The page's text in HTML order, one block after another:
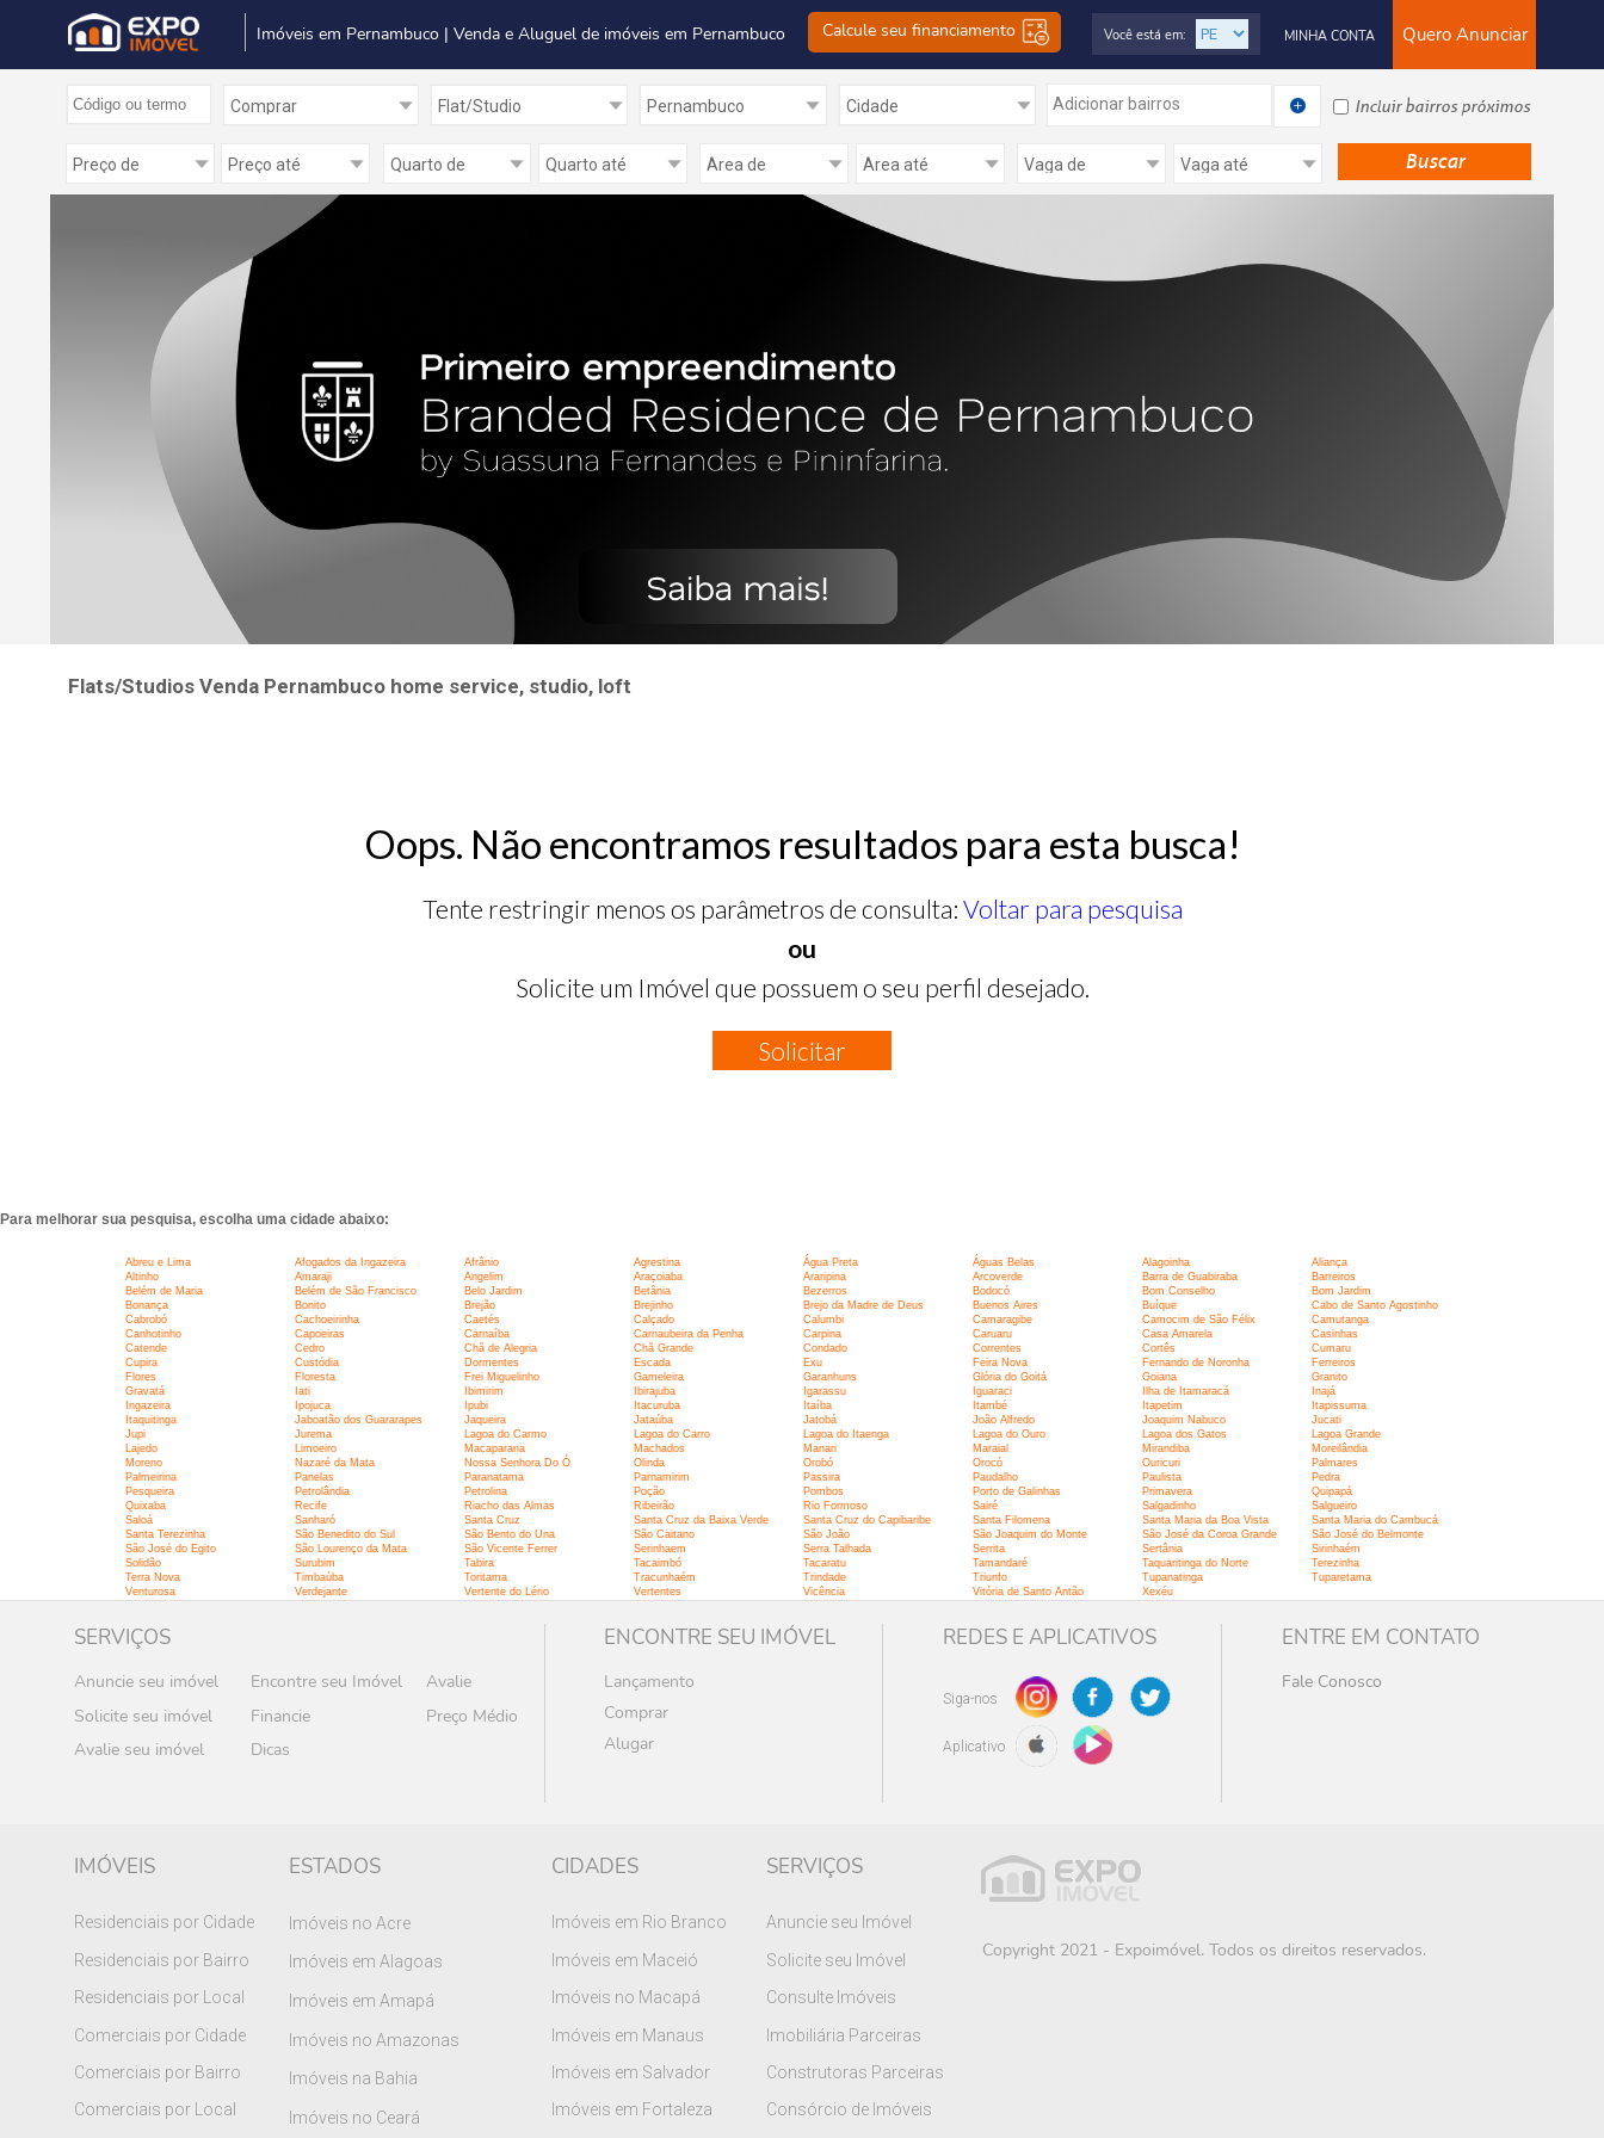
Imóveis em Pernambuco | Venda e Aluguel de imóveis em Pernambuco Calcule seu financiamento Quero Anunciar
MINHA CONTA
Você está em:
Adicionar bairros Incluir bairros próximos
Flats/Studios Venda Pernambuco home service, studio, loft
Oops. Não encontramos resultados para esta busca!
Tente restringir menos os parâmetros de consulta: Voltar para pesquisa
ou
Solicite um Imóvel que possuem o seu perfil desejado.
Solicitar
Para melhorar sua pesquisa, escolha uma cidade abaixo:
Abreu e Lima Afogados da Ingazeira Afrânio Agrestina Água Preta Águas Belas Alagoinha
Aliança
Altinho
Amaraji Angelim Araçoiaba Araripina Arcoverde Barra de Guabiraba
Barreiros
Belém de Maria
Belém de São Francisco Belo Jardim Betânia Bezerros Bodocó Bom Conselho
Bom Jardim
Bonança
Bonito Brejão Brejinho Brejo da Madre de Deus Buenos Aires Buíque
Cabo de Santo Agostinho
Cabrobó
Cachoeirinha Caetés Calçado Calumbi Camaragibe Camocim de São Félix
Camutanga
Canhotinho
Capoeiras Carnaíba Carnaubeira da Penha Carpina Caruaru Casa Amarela
Casinhas
Catende
Cedro Chã de Alegria Chã Grande Condado Correntes Cortês
Cumaru
Cupira
Custódia Dormentes Escada Exu Feira Nova Fernando de Noronha
Ferreiros
Flores
Floresta Frei Miguelinho Gameleira Garanhuns Glória do Goitá Goiana
Granito
Gravatá
Iati Ibimirim Ibirajuba Igarassu Iguaraci Ilha de Itamaracá
Inajá
Ingazeira
Ipojuca Ipubi Itacuruba Itaíba Itambé Itapetim
Itapissuma
Itaquitinga
Jaboatão dos Guararapes Jaqueira Jataúba Jatobá João Alfredo Joaquim Nabuco
Jucati
Jupi
Jurema Lagoa do Carmo Lagoa do Carro Lagoa do Itaenga Lagoa do Ouro Lagoa dos Gatos
Lagoa Grande
Lajedo
Limoeiro Macaparana Machados Manari Maraial Mirandiba
Moreilândia
Moreno
Nazaré da Mata Nossa Senhora Do Ó Olinda Orobó Orocó Ouricuri
Palmares
Palmeirina
Panelas Paranatama Parnamirim Passira Paudalho Paulista
Pedra
Pesqueira
Petrolândia Petrolina Poção Pombos Porto de Galinhas Primavera
Quipapá
Quixaba
Recife Riacho das Almas Ribeirão Rio Formoso Sairé Salgadinho
Salgueiro
Saloá
Sanharó Santa Cruz Santa Cruz da Baixa Verde Santa Cruz do Capibaribe Santa Filomena Santa Maria da Boa Vista
Santa Maria do Cambucá
Santa Terezinha
São Benedito do Sul São Bento do Una São Caitano São João São Joaquim do Monte São José da Coroa Grande
São José do Belmonte
São José do Egito
São Lourenço da Mata São Vicente Ferrer Serinhaem Serra Talhada Serrita Sertânia
Sirinhaém
Solidão
Surubim Tabira Tacaimbó Tacaratu Tamandaré Taquaritinga do Norte
Terezinha
Terra Nova
Timbaúba Toritama Tracunhaém Trindade Triunfo Tupanatinga
Tuparetama
Venturosa
Verdejante Vertente do Lério Vertentes Vicência Vitória de Santo Antão Xexéu
SERVIÇOS
Anuncie seu imóvel Encontre seu Imóvel
Avalie
Solicite seu imóvel
Financie
Preço Médio
Avalie seu imóvel
Dicas
ENCONTRE SEU IMÓVEL
Lançamento
Comprar
Alugar
REDES E APLICATIVOS
Siga-nos
Aplicativo
ENTRE EM CONTATO
Fale Conosco
IMÓVEIS
Residenciais por Cidade
Residenciais por Bairro
Residenciais por Local
Comerciais por Cidade
Comerciais por Bairro
Comerciais por Local
ESTADOS
Imóveis no Acre
Imóveis em Alagoas
Imóveis em Amapá
Imóveis no Amazonas
Imóveis na Bahia
Imóveis no Ceará
CIDADES
Imóveis em Rio Branco
Imóveis em Maceió
Imóveis no Macapá
Imóveis em Manaus
Imóveis em Salvador
Imóveis em Fortaleza
SERVIÇOS
Anuncie seu Imóvel
Solicite seu Imóvel
Consulte Imóveis
Imobiliária Parceiras
Construtoras Parceiras
Consórcio de Imóveis
Copyright 2021 - Expoimóvel. Todos os direitos reservados.